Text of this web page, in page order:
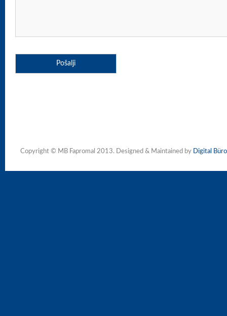
Copyright © MB Fapromal 2013. Designed & Maintained by Digital Büro